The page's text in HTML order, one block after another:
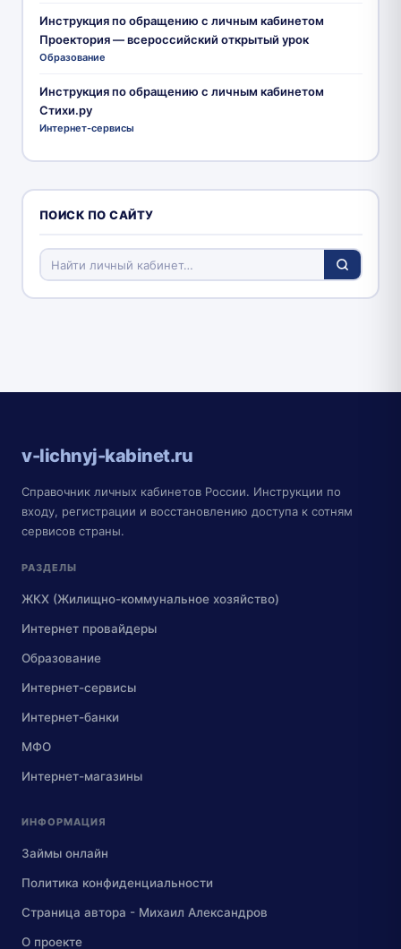
Инструкция по обращению с личным кабинетом
Проектория — всероссийский открытый урок
Образование
Инструкция по обращению с личным кабинетом
Стихи.ру
Интернет-сервисы
ПОИСК ПО САЙТУ
v-lichnyj-kabinet.ru
Справочник личных кабинетов России. Инструкции по
входу, регистрации и восстановлению доступа к сотням
сервисов страны.
РАЗДЕЛЫ
ЖКХ (Жилищно-коммунальное хозяйство)
Интернет провайдеры
Образование
Интернет-сервисы
Интернет-банки
МФО
Интернет-магазины
ИНФОРМАЦИЯ
Займы онлайн
Политика конфиденциальности
Страница автора - Михаил Александров
О проекте